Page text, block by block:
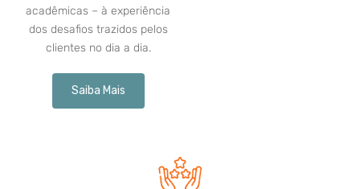
acadêmicas – à experiência
dos desafios trazidos pelos
clientes no dia a dia.
Saiba Mais